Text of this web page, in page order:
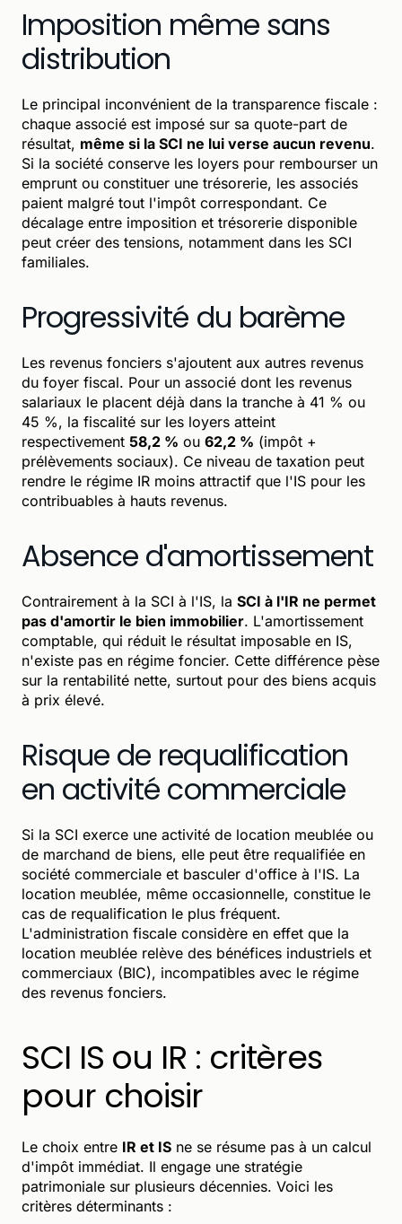
Imposition même sans
distribution
Le principal inconvénient de la transparence fiscale :
chaque associé est imposé sur sa quote-part de
résultat, même si la SCI ne lui verse aucun revenu.
Si la société conserve les loyers pour rembourser un
emprunt ou constituer une trésorerie, les associés
paient malgré tout l'impôt correspondant. Ce
décalage entre imposition et trésorerie disponible
peut créer des tensions, notamment dans les SCI
familiales.
Progressivité du barème
Les revenus fonciers s'ajoutent aux autres revenus
du foyer fiscal. Pour un associé dont les revenus
salariaux le placent déjà dans la tranche à 41 % ou
45 %, la fiscalité sur les loyers atteint
respectivement 58,2 % ou 62,2 % (impôt +
prélèvements sociaux). Ce niveau de taxation peut
rendre le régime IR moins attractif que l'IS pour les
contribuables à hauts revenus.
Absence d'amortissement
Contrairement à la SCI à l'IS, la SCI à l'IR ne permet
pas d'amortir le bien immobilier. L'amortissement
comptable, qui réduit le résultat imposable en IS,
n'existe pas en régime foncier. Cette différence pèse
sur la rentabilité nette, surtout pour des biens acquis
à prix élevé.
Risque de requalification
en activité commerciale
Si la SCI exerce une activité de location meublée ou
de marchand de biens, elle peut être requalifiée en
société commerciale et basculer d'office à l'IS. La
location meublée, même occasionnelle, constitue le
cas de requalification le plus fréquent.
L'administration fiscale considère en effet que la
location meublée relève des bénéfices industriels et
commerciaux (BIC), incompatibles avec le régime
des revenus fonciers.
SCI IS ou IR : critères
pour choisir
Le choix entre IR et IS ne se résume pas à un calcul
d'impôt immédiat. Il engage une stratégie
patrimoniale sur plusieurs décennies. Voici les
critères déterminants :